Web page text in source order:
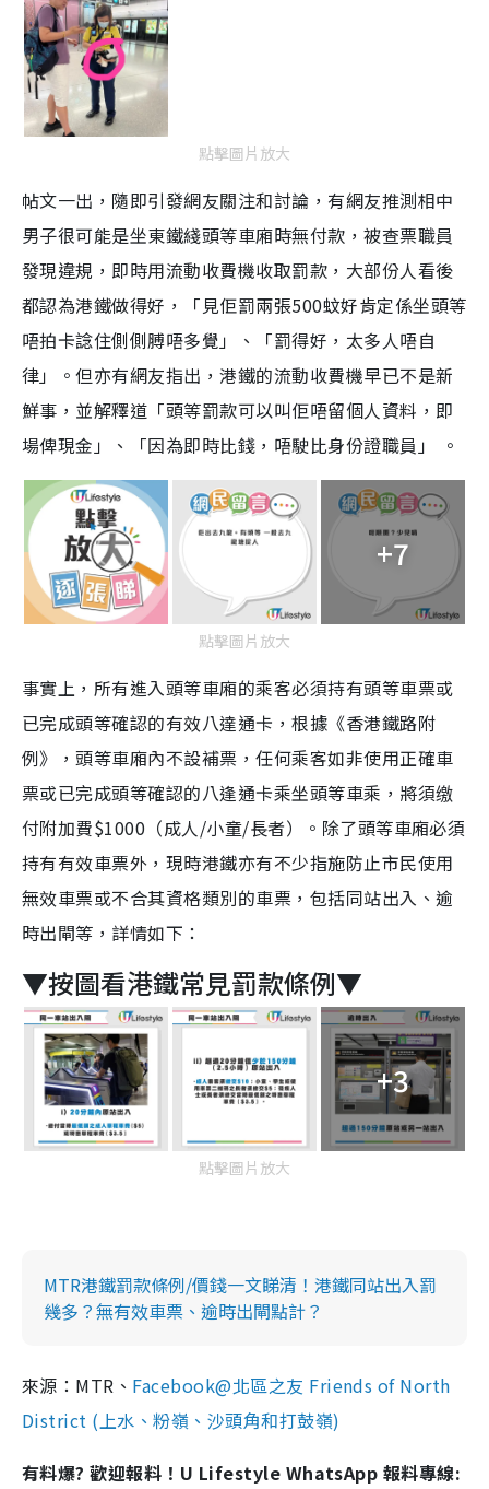
點擊圖片放大
帖文一出，隨即引發網友關注和討論，有網友推測相中
男子很可能是坐東鐵綫頭等車廂時無付款，被查票職員
發現違規，即時用流動收費機收取罰款，大部份人看後
都認為港鐵做得好，「見佢罰兩張500蚊好肯定係坐頭等
唔拍卡諗住側側膊唔多覺」、「罰得好，太多人唔自
律」。但亦有網友指出，港鐵的流動收費機早已不是新
鮮事，並解釋道「頭等罰款可以叫佢唔留個人資料，即
場俾現金」、「因為即時比錢，唔駛比身份證職員」 。
+7
點擊圖片放大
事實上，所有進入頭等車廂的乘客必須持有頭等車票或
已完成頭等確認的有效八達通卡，根據《香港鐵路附
例》，頭等車廂內不設補票，任何乘客如非使用正確車
票或已完成頭等確認的八逢通卡乘坐頭等車乘，將須缴
付附加費$1000（成人/小童/長者）。除了頭等車廂必須
持有有效車票外，現時港鐵亦有不少指施防止市民使用
無效車票或不合其資格類別的車票，包括同站出入、逾
時出閘等，詳情如下：
▼按圖看港鐵常見罰款條例▼
+3
點擊圖片放大
MTR港鐵罰款條例/價錢一文睇清！港鐵同站出入罰
幾多？無有效車票、逾時出閘點計？
來源：MTR、 Facebook@北區之友 Friends of North
District (上水、粉嶺、沙頭角和打鼓嶺)
有料爆? 歡迎報料！U Lifestyle WhatsApp 報料專線: